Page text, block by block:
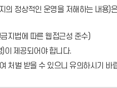
의 정상적인 운영을 저해하는 내용)은
지법에 따른 웹접근성 준수)
이 제공되어야 합니다.
처벌 받을 수 있으니 유의하시기 바